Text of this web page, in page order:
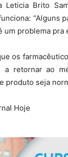
Leticia Brito
“Alguns
um problema pra
os
a retornar ao
produto seja
Hoje